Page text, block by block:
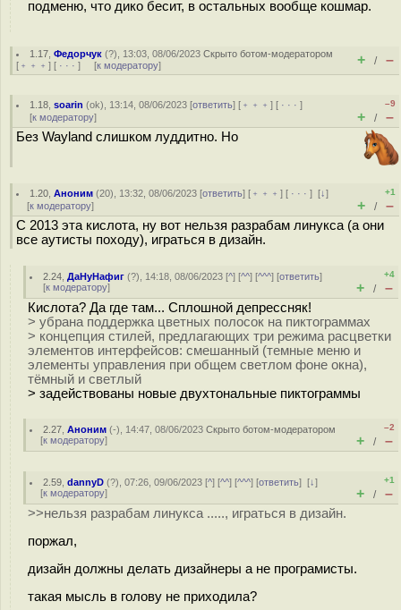
подменю, что дико бесит, в остальных вообще кошмар.
1.17 ,Федорчук (?), 13:03, 08/06/2023Скрыто ботом-модератором
[ ﹢﹢﹢ ] [ · · · ] [к модератору] + / –
1.18 ,soarin (ok), 13:14, 08/06/2023 [ответить] [ ﹢﹢﹢] [ · · ·]
[к модератору]
–9
+ / –
Без Wayland слишком луддитно. Но
1.20 ,Аноним (20), 13:32, 08/06/2023 [ответить] [ ﹢﹢﹢] [ · · ·][↓]
[к модератору]
+1
+ / –
С 2013 эта кислота, ну вот нельзя разрабам линукса (а они
все аутисты походу), играться в дизайн.
2.24 ,ДаНуНафиг (?), 14:18, 08/06/2023 [^] [^^] [^^^] [ответить]
[к модератору]
+4
+ / –
Кислота? Да где там... Сплошной депрессняк!
> убрана поддержка цветных полосок на пиктограммах
> концепция стилей, предлагающих три режима расцветки
элементов интерфейсов: смешанный (темные меню и
элементы управления при общем светлом фоне окна),
тёмный и светлый
> задействованы новые двухтональные пиктограммы
2.27 ,Аноним (-), 14:47, 08/06/2023Скрыто ботом-модератором
[к модератору]
–2
+ / –
2.59 ,dannyD (?), 07:26, 09/06/2023 [^] [^^] [^^^] [ответить][↓]
[к модератору]
+1
+ / –
>>нельзя разрабам линукса ....., играться в дизайн.
поржал,
дизайн должны делать дизайнеры а не програмисты.
такая мысль в голову не приходила?